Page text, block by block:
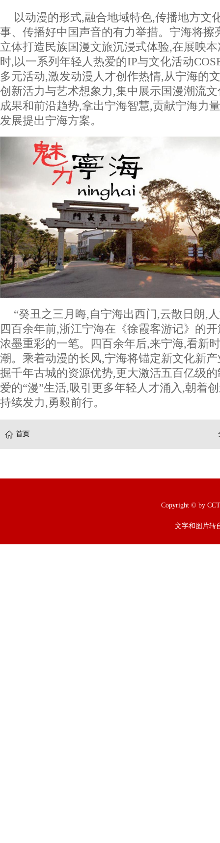
以动漫的形式,融合地域特色,传播地方文
事、传播好中国声音的有力举措。宁海将擦
立体打造民族国漫文旅沉浸式体验,在展映
时,以一系列年轻人热爱的IP与文化活动
多元活动,激发动漫人才创作热情,从宁海的
创新活力与艺术想象力,集中展示国漫潮流
成果和前沿趋势,拿出宁海智慧,贡献宁海力
发展提出宁海方案。
“癸丑之三月晦,自宁海出西门,云散日朗,
四百余年前,浙江宁海在《徐霞客游记》的
浓墨重彩的一笔。四百余年后,来宁海,看新
潮。乘着动漫的长风,宁海将锚定新文化新
掘千年古城的资源优势,更大激活五百亿级
爱的“漫”生活,吸引更多年轻人才涌入,朝着
持续发力,勇毅前行。
首页
Copyright © by
文字和图片转